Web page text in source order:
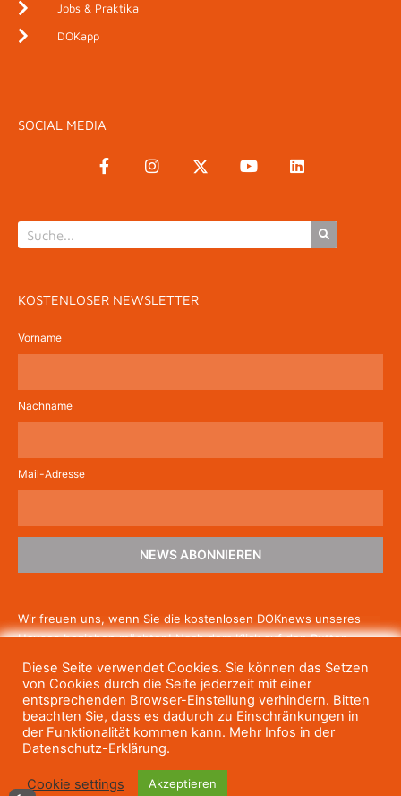
Jobs & Praktika
DOKapp
SOCIAL MEDIA
KOSTENLOSER NEWSLETTER
Vorname
Nachname
Mail-Adresse
NEWS ABONNIEREN
Wir freuen uns, wenn Sie die kostenlosen DOKnews unseres
Hauses beziehen möchten! Nach dem Klick auf den Button
um die Newsletter-Anmeldung abzuschließen. Wenn Sie unsere
Gratis-News irgendwann nicht mehr erhalten wollen, können
Siesich jederzeit einfach wieder abmelden.
Diese Seite verwendet Cookies. Sie können das Setzen
von Cookies durch die Seite jederzeit mit einer
entsprechenden Browser-Einstellung verhindern. Bitten
beachten Sie, dass es dadurch zu Einschränkungen in
der Funktionalität kommen kann. Mehr Infos in der
Datenschutz-Erklärung.
Cookie settings Akzeptieren